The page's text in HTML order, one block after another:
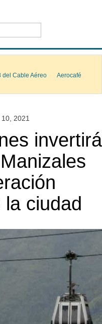
del Cable Aéreo
Aerocafé
2021
invertirá
ciudad